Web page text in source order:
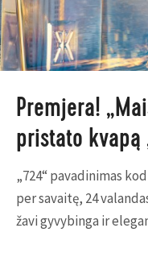
Premjera!
pristato kvapą
„724“ pavadinimas
per savaitę, 24
žavi gyvybinga ir